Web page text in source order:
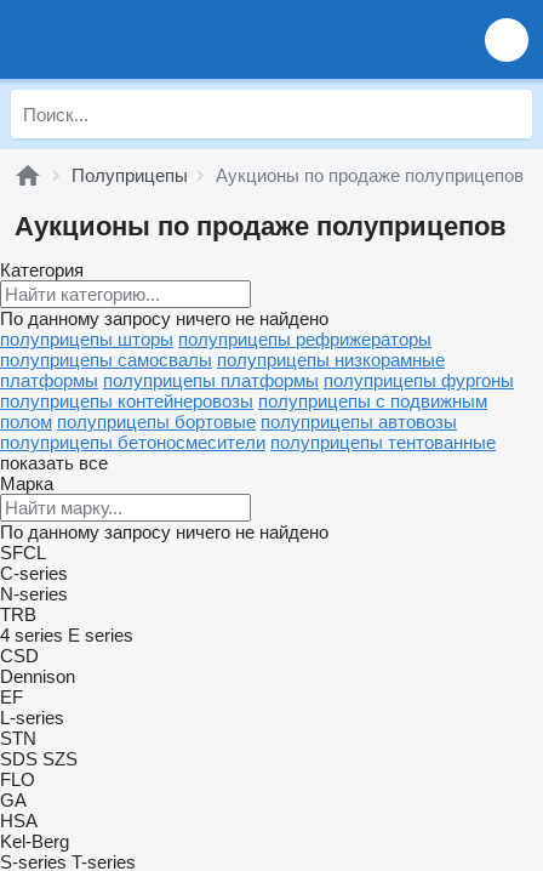
Полуприцепы Аукционы по продаже полуприцепов
Аукционы по продаже полуприцепов
Категория
По данному запросу ничего не найдено
полуприцепы шторы полуприцепы рефрижераторы
полуприцепы самосвалы полуприцепы низкорамные
платформы полуприцепы платформы полуприцепы фургоны
полуприцепы контейнеровозы полуприцепы с подвижным
полом полуприцепы бортовые полуприцепы автовозы
полуприцепы бетоносмесители полуприцепы тентованные
показать все
Марка
По данному запросу ничего не найдено
SFCL
C-series
N-series
TRB
4 series E series
CSD
Dennison
EF
L-series
STN
SDS SZS
FLO
GA
HSA
Kel-Berg
S-series T-series